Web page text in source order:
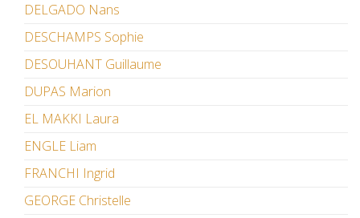
DELGADO Nans
DESCHAMPS Sophie
DESOUHANT Guillaume
DUPAS Marion
EL MAKKI Laura
ENGLE Liam
FRANCHI Ingrid
GEORGE Christelle